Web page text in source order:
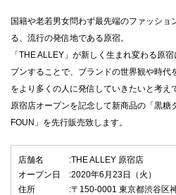
国籍や老若男女問わず最先端のファッショ
る、流行の発信地である原宿。
「THE ALLEY」が新しく生まれ変わる原
プンすることで、ブランドの世界観や時代
をより多くの人に発信していきたいと考え
原宿店オープンを記念して新商品の「黒糖
FOUN」を先行販売致します。
店舗名 :THE ALLEY 原宿店
オープン日 :2020年6月23日（火）
住所 :〒150-0001 東京都渋谷区神